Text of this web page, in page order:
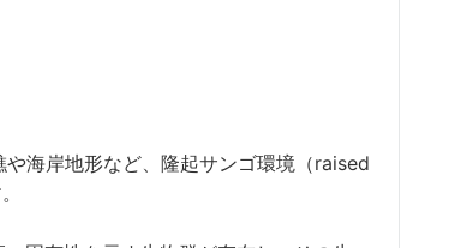
海岸地形など、隆起サンゴ環境（raised